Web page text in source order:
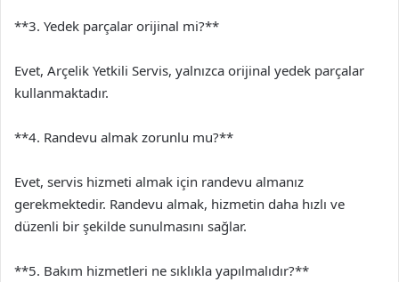
**3. Yedek parçalar orijinal mi?**
Evet, Arçelik Yetkili Servis, yalnızca orijinal yedek parçalar
kullanmaktadır.
**4. Randevu almak zorunlu mu?**
Evet, servis hizmeti almak için randevu almanız
gerekmektedir. Randevu almak, hizmetin daha hızlı ve
düzenli bir şekilde sunulmasını sağlar.
**5. Bakım hizmetleri ne sıklıkla yapılmalıdır?**